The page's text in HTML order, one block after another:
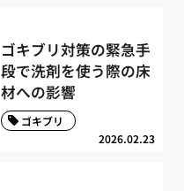
ゴキブリ対策の緊急手
段で洗剤を使う際の床
材への影響
2026.02.23
ゴキブリ